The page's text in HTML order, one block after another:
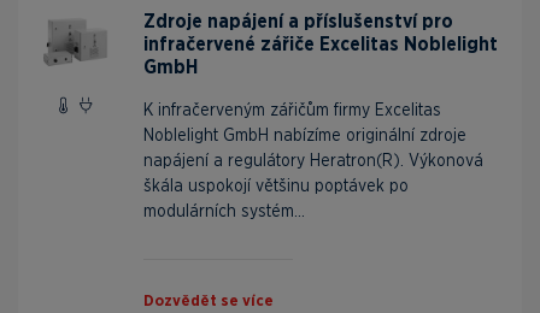
Zdroje napájení a příslušenství pro
infračervené zářiče Excelitas Noblelight
GmbH
K infračerveným zářičům firmy Excelitas
Noblelight GmbH nabízíme originální zdroje
napájení a regulátory Heratron(R). Výkonová
škála uspokojí většinu poptávek po
modulárních systém...
Dozvědět se více